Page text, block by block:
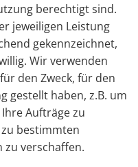
berechtigt sind.
jeweiligen Leistung
gekennzeichnet,
Wir verwenden
den Zweck, für den
gestellt haben, z.B. um
Aufträge zu
bestimmten
verschaffen.